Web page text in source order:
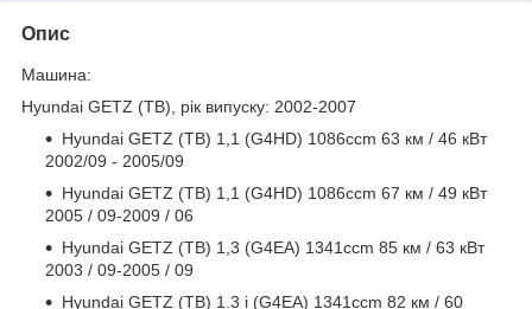
Опис
Машина:
Hyundai GETZ (TB), рік випуску: 2002-2007
Hyundai GETZ (TB) 1,1 (G4HD) 1086ccm 63 км / 46 кВт
2002/09 - 2005/09
Hyundai GETZ (TB) 1,1 (G4HD) 1086ccm 67 км / 49 кВт
2005 / 09-2009 / 06
Hyundai GETZ (TB) 1,3 (G4EA) 1341ccm 85 км / 63 кВт
2003 / 09-2005 / 09
Hyundai GETZ (TB) 1.3 i (G4EA) 1341ccm 82 км / 60